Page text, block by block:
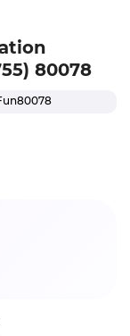
80078